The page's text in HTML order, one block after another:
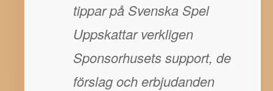
tippar på Svenska Spel
Uppskattar verkligen
Sponsorhusets support, de
förslag och erbjudanden